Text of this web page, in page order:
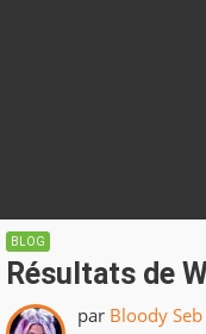
BLOG
Résultats de
par Bloody Seb